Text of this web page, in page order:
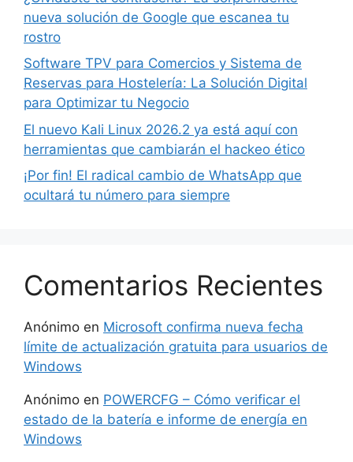
nueva solución de Google que escanea tu
rostro
Software TPV para Comercios y Sistema de
Reservas para Hostelería: La Solución Digital
para Optimizar tu Negocio
El nuevo Kali Linux 2026.2 ya está aquí con
herramientas que cambiarán el hackeo ético
¡Por fin! El radical cambio de WhatsApp que
ocultará tu número para siempre
Comentarios Recientes
Anónimo en Microsoft confirma nueva fecha
límite de actualización gratuita para usuarios de
Windows
Anónimo en POWERCFG – Cómo verificar el
estado de la batería e informe de energía en
Windows